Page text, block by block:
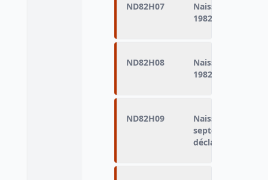
ND82H07
Naissances
1982
ND82H08
Naissances
1982
ND82H09
Naissances
septembre 1982
déclarés vivants)